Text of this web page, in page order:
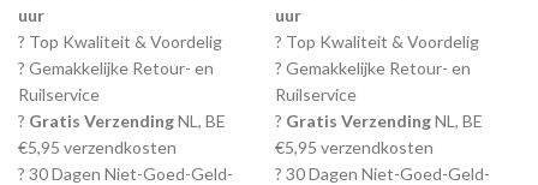
uur
? Top Kwaliteit & Voordelig
? Gemakkelijke Retour- en
Ruilservice
? Gratis VerzendingNL, BE
€5,95 verzendkosten
? 30 Dagen Niet-Goed-Geld-
uur
? Top Kwaliteit & Voordelig
? Gemakkelijke Retour- en
Ruilservice
? Gratis VerzendingNL, BE
€5,95 verzendkosten
? 30 Dagen Niet-Goed-Geld-